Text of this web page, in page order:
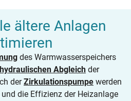
ältere Anlagen
des Warmwasserspeichers
hydraulischen Abgleich der
derZirkulationspumpe werden
die Effizienz der Heizanlage